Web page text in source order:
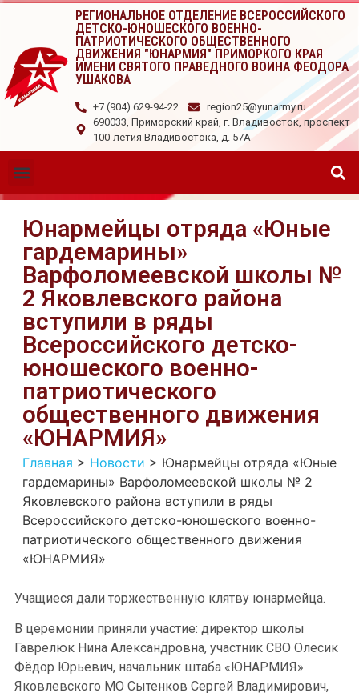
РЕГИОНАЛЬНОЕ ОТДЕЛЕНИЕ ВСЕРОССИЙСКОГО
ДЕТСКО-ЮНОШЕСКОГО ВОЕННО-
ПАТРИОТИЧЕСКОГО ОБЩЕСТВЕННОГО
ДВИЖЕНИЯ "ЮНАРМИЯ" ПРИМОРКОГО КРАЯ
ИМЕНИ СВЯТОГО ПРАВЕДНОГО ВОИНА ФЕОДОРА
УШАКОВА
+7 (904) 629-94-22
region25@yunarmy.ru
690033, Приморский край, г. Владивосток, проспект
100-летия Владивостока, д. 57А
Юнармейцы отряда «Юные
гардемарины»
Варфоломеевской школы №
2 Яковлевского района
вступили в ряды
Всероссийского детско-
юношеского военно-
патриотического
общественного движения
«ЮНАРМИЯ»
Главная > Новости > Юнармейцы отряда «Юные
гардемарины» Варфоломеевской школы № 2
Яковлевского района вступили в ряды
Всероссийского детско-юношеского военно-
патриотического общественного движения
«ЮНАРМИЯ»
Учащиеся дали торжественную клятву юнармейца.
В церемонии приняли участие: директор школы
Гаврелюк Нина Александровна, участник СВО Олесик
Фёдор Юрьевич, начальник штаба «ЮНАРМИЯ»
Яковлевского МО Сытенков Сергей Владимирович,